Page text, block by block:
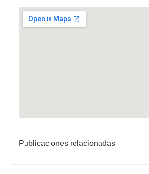
Publicaciones relacionadas